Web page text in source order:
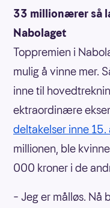
33 millionærer så
Nabolaget
Toppremien i
mulig å vinne mer.
inne til
ektraordinære
deltakelser inne 15.
millionen, ble
000 kroner i de
– Jeg er målløs.